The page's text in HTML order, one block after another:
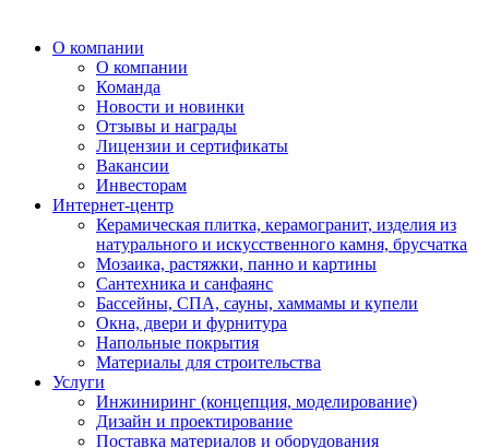
О компании
О компании
Команда
Новости и новинки
Отзывы и награды
Лицензии и сертификаты
Вакансии
Инвесторам
Интернет-центр
Керамическая плитка, керамогранит, изделия из
натурального и искусственного камня, брусчатка
Мозаика, растяжки, панно и картины
Сантехника и санфаянс
Бассейны, СПА, сауны, хаммамы и купели
Окна, двери и фурнитура
Напольные покрытия
Материалы для строительства
Услуги
Инжиниринг (концепция, моделирование)
Дизайн и проектирование
Поставка материалов и оборудования